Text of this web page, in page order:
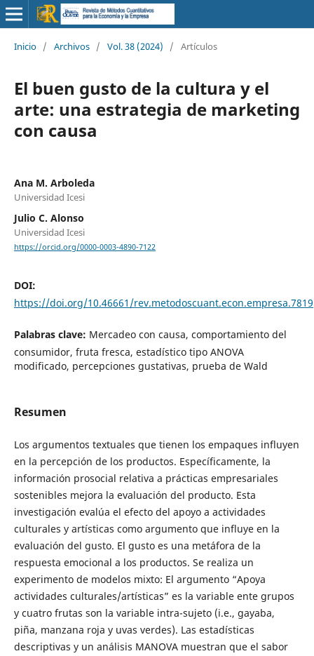
Inicio / Archivos / Vol. 38 (2024) / Artículos
El buen gusto de la cultura y el
arte: una estrategia de marketing
con causa
Ana M. Arboleda
Universidad Icesi
Julio C. Alonso
Universidad Icesi
https://orcid.org/0000-0003-4890-7122
DOI:
https://doi.org/10.46661/rev.metodoscuant.econ.empresa.7819
Palabras clave: Mercadeo con causa, comportamiento del
consumidor, fruta fresca, estadístico tipo ANOVA
modificado, percepciones gustativas, prueba de Wald
Resumen
Los argumentos textuales que tienen los empaques influyen
en la percepción de los productos. Específicamente, la
información prosocial relativa a prácticas empresariales
sostenibles mejora la evaluación del producto. Esta
investigación evalúa el efecto del apoyo a actividades
culturales y artísticas como argumento que influye en la
evaluación del gusto. El gusto es una metáfora de la
respuesta emocional a los productos. Se realiza un
experimento de modelos mixto: El argumento “Apoya
actividades culturales/artísticas” es la variable ente grupos
y cuatro frutas son la variable intra-sujeto (i.e., gayaba,
piña, manzana roja y uvas verdes). Las estadísticas
descriptivas y un análisis MANOVA muestran que el sabor